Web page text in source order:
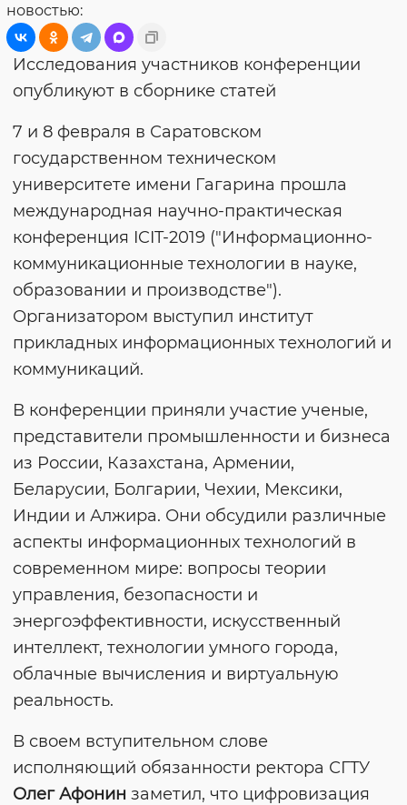
новостью:
Исследования участников конференции
опубликуют в сборнике статей
7 и 8 февраля в Саратовском
государственном техническом
университете имени Гагарина прошла
международная научно-практическая
конференция ICIT-2019 ("Информационно-
коммуникационные технологии в науке,
образовании и производстве").
Организатором выступил институт
прикладных информационных технологий и
коммуникаций.
В конференции приняли участие ученые,
представители промышленности и бизнеса
из России, Казахстана, Армении,
Беларусии, Болгарии, Чехии, Мексики,
Индии и Алжира. Они обсудили различные
аспекты информационных технологий в
современном мире: вопросы теории
управления, безопасности и
энергоэффективности, искусственный
интеллект, технологии умного города,
облачные вычисления и виртуальную
реальность.
В своем вступительном слове
исполняющий обязанности ректора СГТУ
Олег Афонин заметил, что цифровизация